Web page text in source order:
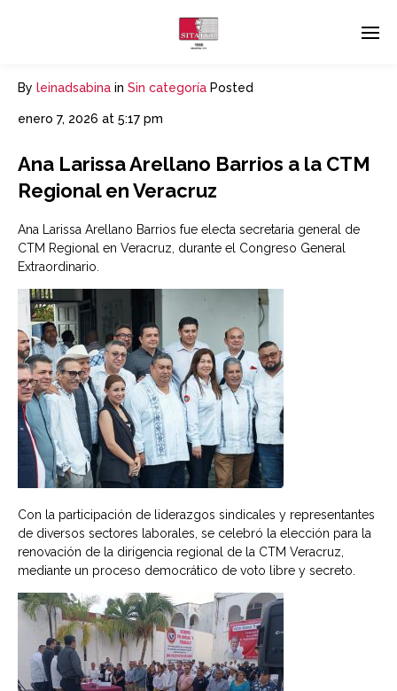
By leinadsabina in Sin categoría Posted
enero 7, 2026 at 5:17 pm
Ana Larissa Arellano Barrios a la CTM
Regional en Veracruz
Ana Larissa Arellano Barrios fue electa secretaria general de
CTM Regional en Veracruz, durante el Congreso General
Extraordinario.
Con la participación de liderazgos sindicales y representantes
de diversos sectores laborales, se celebró la elección para la
renovación de la dirigencia regional de la CTM Veracruz,
mediante un proceso democrático de voto libre y secreto.